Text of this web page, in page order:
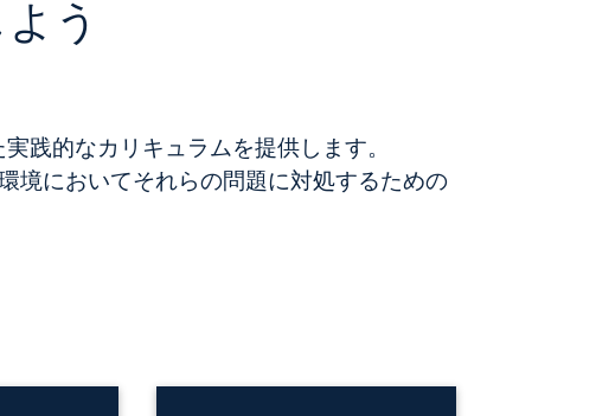
う
践的なカリキュラムを提供します。
境においてそれらの問題に対処するための